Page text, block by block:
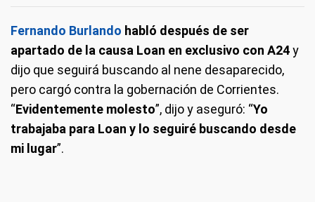
Fernando Burlando habló después de ser
apartado de la causa Loan en exclusivo con A24y
dijo que seguirá buscando al nene desaparecido,
pero cargó contra la gobernación de Corrientes.
“Evidentemente molesto”, dijo y aseguró: “Yo
trabajaba para Loan y lo seguiré buscando desde
mi lugar”.